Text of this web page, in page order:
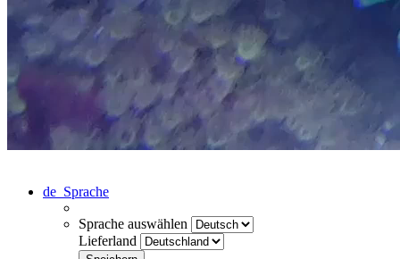
de Sprache
Sprache auswählen
Lieferland